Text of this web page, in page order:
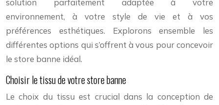
solution parfaitement adaptée à votre
environnement, à votre style de vie et à vos
préférences esthétiques. Explorons ensemble les
différentes options qui s’offrent à vous pour concevoir
le store banne idéal.
Choisir le tissu de votre store banne
Le choix du tissu est crucial dans la conception de